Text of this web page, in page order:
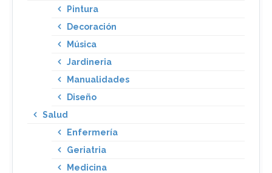
Pintura
Decoración
Música
Jardineria
Manualidades
Diseño
Salud
Enfermería
Geriatria
Medicina